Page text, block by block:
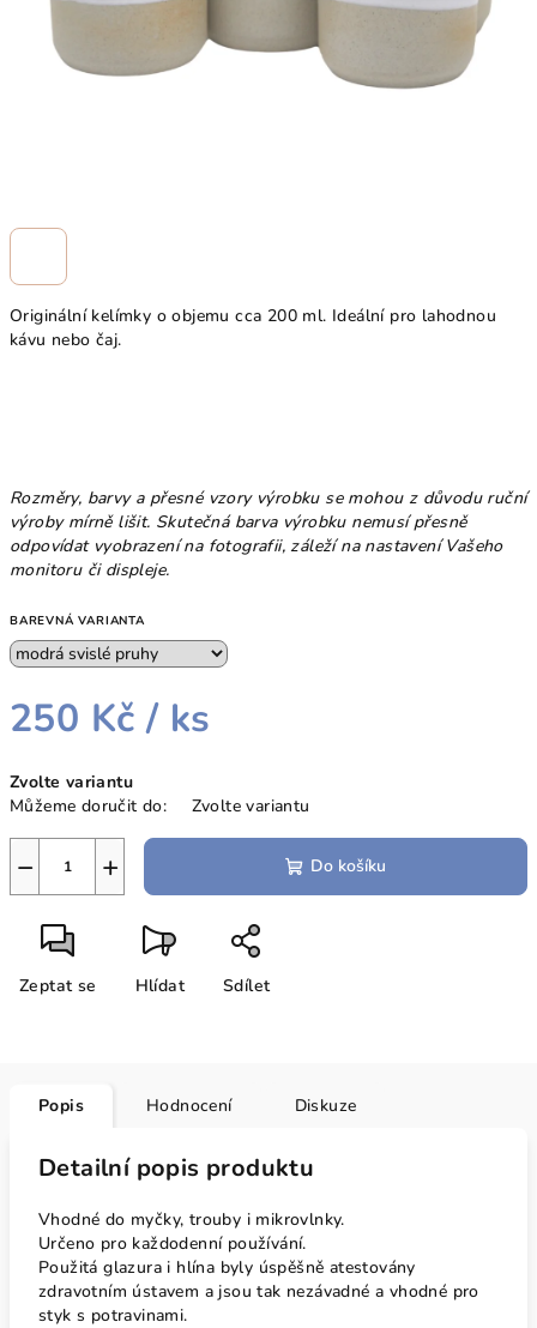
Originální kelímky o objemu cca 200 ml. Ideální pro lahodnou
kávu nebo čaj.
Rozměry, barvy a přesné vzory výrobku se mohou z důvodu ruční
výroby mírně lišit. Skutečná barva výrobku nemusí přesně
odpovídat vyobrazení na fotografii, záleží na nastavení Vašeho
monitoru či displeje.
BAREVNÁ VARIANTA
250 Kč/ ks
cena:
Zvolte variantu
Můžeme doručit do:
Zvolte variantu
+
− Do košíku
Zeptat se Hlídat Sdílet
Popis Hodnocení Diskuze
Detailní popis produktu
Vhodné do myčky, trouby i mikrovlnky.
Určeno pro každodenní používání.
Použitá glazura i hlína byly úspěšně atestovány
zdravotním ústavem a jsou tak nezávadné a vhodné pro
styk s potravinami.